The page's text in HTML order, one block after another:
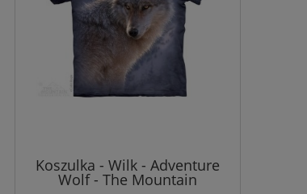
Koszulka - Wilk - Adventure
Wolf - The Mountain